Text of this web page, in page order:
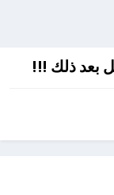
بعد ذلك !!!